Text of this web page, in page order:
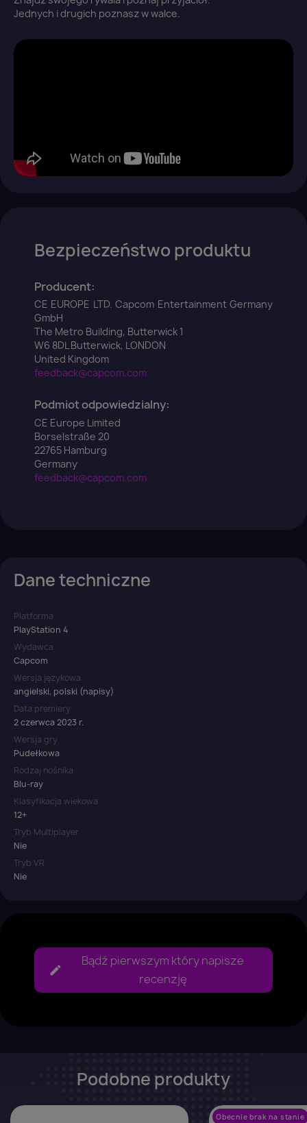
Jednych i drugich poznasz w walce.
Bezpieczeństwo produktu
Producent:
CE EUROPE LTD. Capcom Entertainment Germany
GmbH
The Metro Building, Butterwick 1
W6 8DL Butterwick, LONDON
United Kingdom
feedback@capcom.com
Podmiot odpowiedzialny:
CE Europe Limited
Borselstraße 20
22765 Hamburg
Germany
feedback@capcom.com
Dane techniczne
Platforma
PlayStation 4
Wydawca
Capcom
Wersja językowa
angielski, polski (napisy)
Data premiery
2 czerwca 2023 r.
Wersja gry
Pudełkowa
Rodzaj nośnika
Blu-ray
Klasyfikacja wiekowa
12+
Tryb Multiplayer
Nie
Tryb VR
Nie
Bądź pierwszym który napisze
recenzję
Podobne produkty
Obecnie brak na stanie